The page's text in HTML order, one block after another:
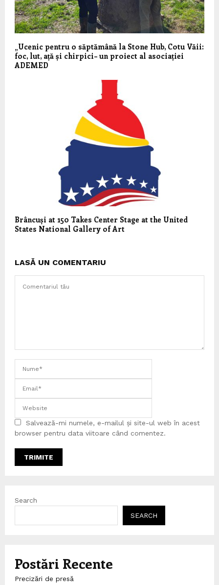
„Ucenic pentru o săptămână la Stone Hub, Cotu Văii:
foc, lut, ață și chirpici– un proiect al asociației
ADEMED
Brâncuși at 150 Takes Center Stage at the United
States National Gallery of Art
LASĂ UN COMENTARIU
Salvează-mi numele, e-mailul și site-ul web în acest
browser pentru data viitoare când comentez.
Search
SEARCH
Postări Recente
Precizări de presă